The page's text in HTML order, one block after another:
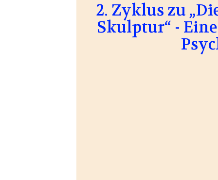
2. Zyklus zu
Skulptur“ -